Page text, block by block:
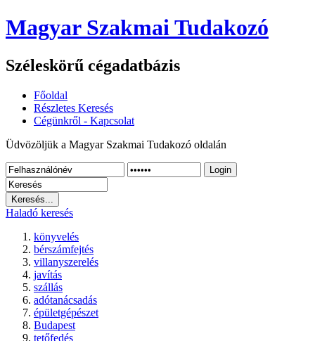
Magyar Szakmai Tudakozó
Széleskörű cégadatbázis
Főoldal
Részletes Keresés
Cégünkről - Kapcsolat
Üdvözöljük a Magyar Szakmai Tudakozó oldalán
Login
Haladó keresés
könyvelés
bérszámfejtés
villanyszerelés
javítás
szállás
adótanácsadás
épületgépészet
Budapest
tetőfedés